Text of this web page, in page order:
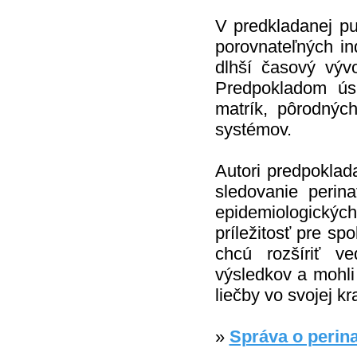
V predkladanej
porovnateľných
dlhší časový
Predpokladom
matrík,
systémov.
Autori
sledovanie
príležitosť pre
chcú rozšíriť
výsledkov a
liečby vo svojej
» Správa o